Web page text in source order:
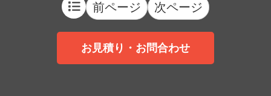
前ページ 次ページ
お見積り・お問合わせ